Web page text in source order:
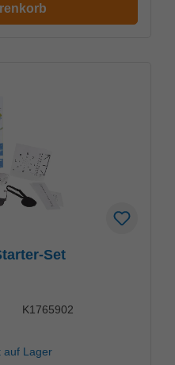
Set
K1765902
auf Lager